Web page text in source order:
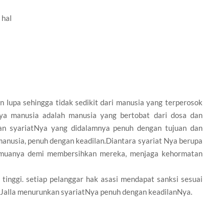
lupa sehingga tidak sedikit dari manusia yang terperosok
manusia adalah manusia yang bertobat dari dosa dan
syariatNya yang didalamnya penuh dengan tujuan dan
penuh dengan keadilan.Diantara syariat Nya berupa
demi membersihkan mereka, menjaga kehormatan
setiap pelanggar hak asasi mendapat sanksi sesuai
menurunkan syariatNya penuh dengan keadilanNya.